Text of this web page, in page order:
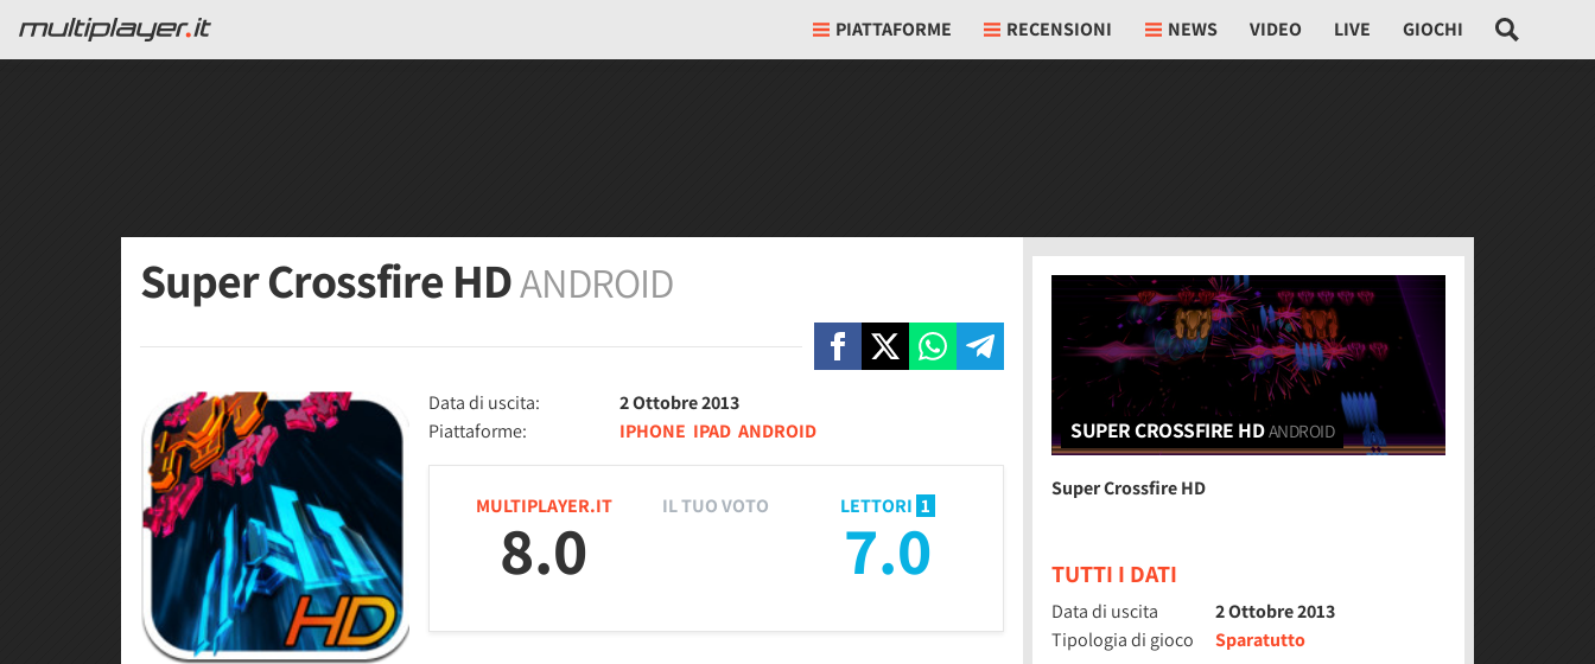
PIATTAFORME RECENSIONI NEWS VIDEO LIVE GIOCHI
Super Crossfire HDANDROID
Data di uscita:
2 Ottobre 2013
Piattaforme:
IPHONE IPAD ANDROID
MULTIPLAYER.IT
8.0
LETTORI 1
7.0
IL TUO VOTO
SUPER CROSSFIRE HDANDROID
Super Crossfire HD
TUTTI I DATI
Data di uscita
2 Ottobre 2013
Tipologia di gioco
Sparatutto